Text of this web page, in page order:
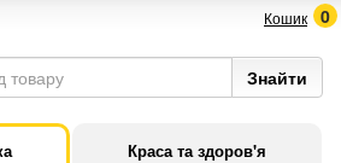
Кошик 0
Краса та здоров'я